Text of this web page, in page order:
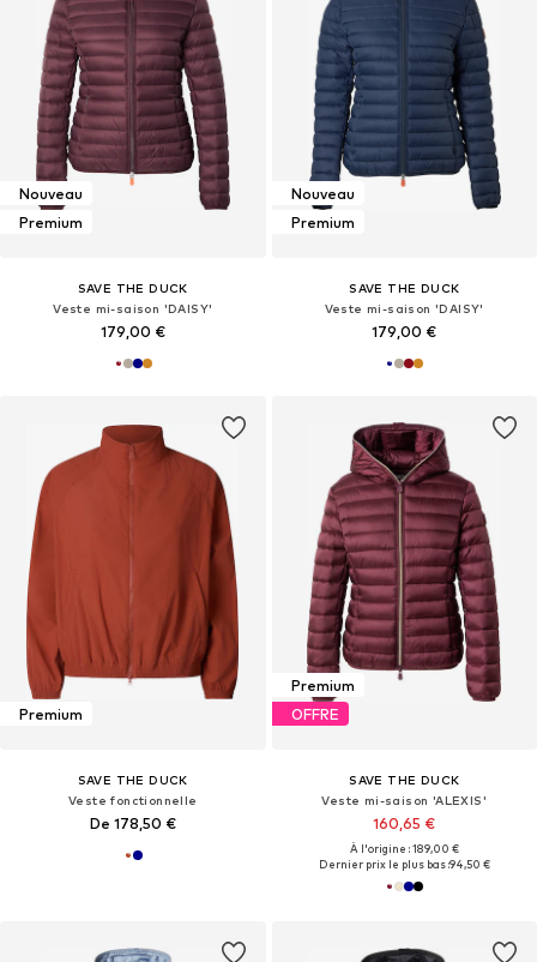
Nouveau
Premium
SAVE THE DUCK
Veste mi-saison 'DAISY'
179,00 €
Nouveau
Premium
SAVE THE DUCK
Veste mi-saison 'DAISY'
179,00 €
Premium
SAVE THE DUCK
Veste fonctionnelle
De 178,50 €
Premium
OFFRE
SAVE THE DUCK
Veste mi-saison 'ALEXIS'
160,65 €
À l'origine : 189,00 €
Dernier prix le plus bas :94,50 €